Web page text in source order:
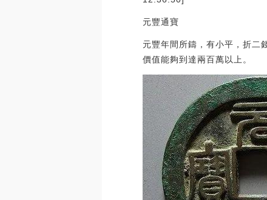
元豐通寶
元豐年間所鑄，有小平，折二
價值能夠到達兩百萬以上。